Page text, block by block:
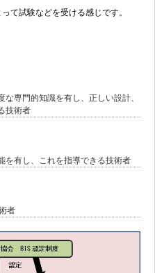
て試験などを受ける感じです。
専門的知識を有し、正しい設計、
技術者
を有し、これを指導できる技術者
者